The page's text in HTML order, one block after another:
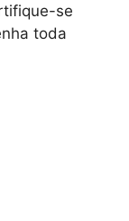
se
toda